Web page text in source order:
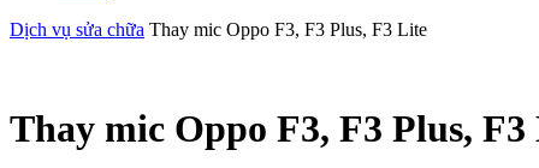
Dịch vụ sửa chữa Thay mic Oppo F3, F3 Plus, F3 Lite
Thay mic Oppo F3, F3 Plus,